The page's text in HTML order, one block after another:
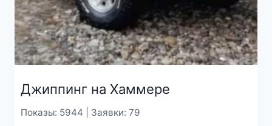
Джиппинг на Хаммере
Показы: 5944 | Заявки: 79